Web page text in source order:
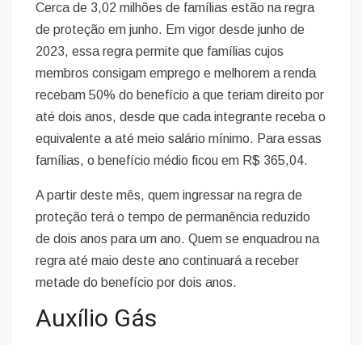
Cerca de 3,02 milhões de famílias estão na regra
de proteção em junho. Em vigor desde junho de
2023, essa regra permite que famílias cujos
membros consigam emprego e melhorem a renda
recebam 50% do benefício a que teriam direito por
até dois anos, desde que cada integrante receba o
equivalente a até meio salário mínimo. Para essas
famílias, o benefício médio ficou em R$ 365,04.
A partir deste mês, quem ingressar na regra de
proteção terá o tempo de permanência reduzido
de dois anos para um ano. Quem se enquadrou na
regra até maio deste ano continuará a receber
metade do benefício por dois anos.
Auxílio Gás